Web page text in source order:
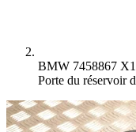
BMW 7458867
Porte du réservoir